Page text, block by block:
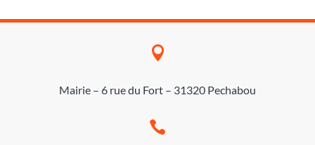

Mairie – 6 rue du Fort – 31320 Pechabou
